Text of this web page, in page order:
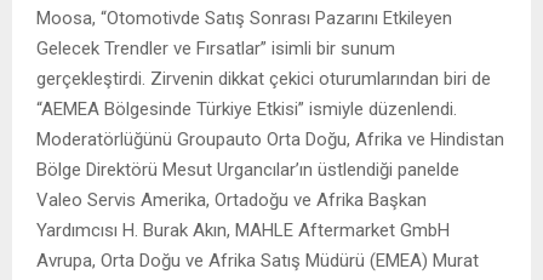
Moosa, “Otomotivde Satış Sonrası Pazarını Etkileyen
Gelecek Trendler ve Fırsatlar” isimli bir sunum
gerçekleştirdi. Zirvenin dikkat çekici oturumlarından biri de
“AEMEA Bölgesinde Türkiye Etkisi” ismiyle düzenlendi.
Moderatörlüğünü Groupauto Orta Doğu, Afrika ve Hindistan
Bölge Direktörü Mesut Urgancılar’ın üstlendiği panelde
Valeo Servis Amerika, Ortadoğu ve Afrika Başkan
Yardımcısı H. Burak Akın, MAHLE Aftermarket GmbH
Avrupa, Orta Doğu ve Afrika Satış Müdürü (EMEA) Murat